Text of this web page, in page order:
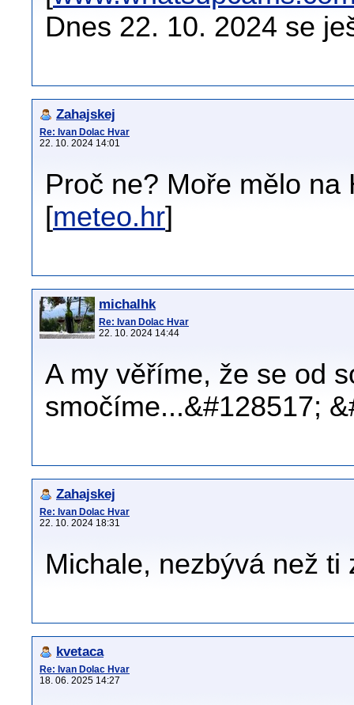
Dnes 22. 10. 2024 se
Zahajskej
Re: Ivan Dolac Hvar
22. 10. 2024 14:01
Proč ne? Moře mělo
[meteo.hr]
michalhk
Re: Ivan Dolac Hvar
22. 10. 2024 14:44
A my věříme, že se od
smočíme...&#128517;
Zahajskej
Re: Ivan Dolac Hvar
22. 10. 2024 18:31
Michale, nezbývá než ti
kvetaca
Re: Ivan Dolac Hvar
18. 06. 2025 14:27